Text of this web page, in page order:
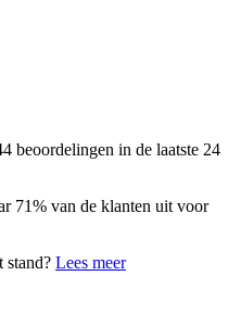
beoordelingen in de laatste 24
71% van de klanten uit voor
stand? Lees meer